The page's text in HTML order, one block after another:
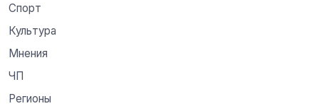
Спорт
Культура
Мнения
ЧП
Регионы